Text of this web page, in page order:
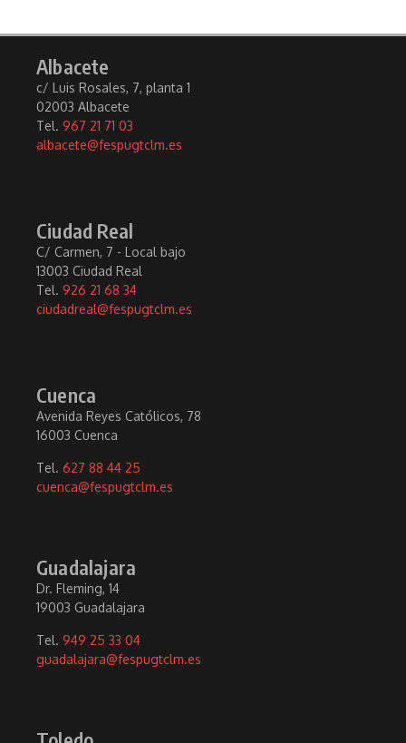
Albacete
c/ Luis Rosales, 7, planta 1
02003 Albacete
Tel. 967 21 71 03
albacete@fespugtclm.es
Ciudad Real
C/ Carmen, 7 - Local bajo
13003 Ciudad Real
Tel. 926 21 68 34
ciudadreal@fespugtclm.es
Cuenca
Avenida Reyes Católicos, 78
16003 Cuenca
Tel. 627 88 44 25
cuenca@fespugtclm.es
Guadalajara
Dr. Fleming, 14
19003 Guadalajara
Tel. 949 25 33 04
guadalajara@fespugtclm.es